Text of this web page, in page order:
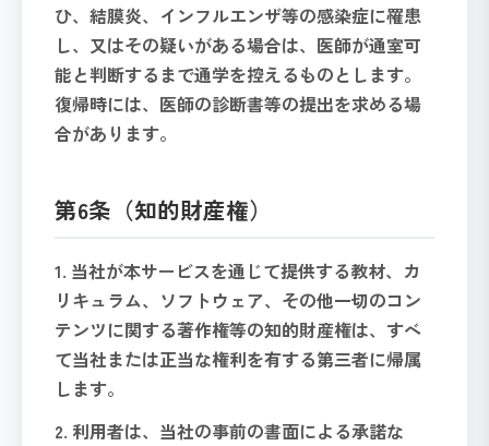
ひ、結膜炎、インフルエンザ等の感染症に罹患
し、又はその疑いがある場合は、医師が通室可
能と判断するまで通学を控えるものとします。
復帰時には、医師の診断書等の提出を求める場
合があります。
第6条（知的財産権）
1. 当社が本サービスを通じて提供する教材、カ
リキュラム、ソフトウェア、その他一切のコン
テンツに関する著作権等の知的財産権は、すべ
て当社または正当な権利を有する第三者に帰属
します。
2. 利用者は、当社の事前の書面による承諾な